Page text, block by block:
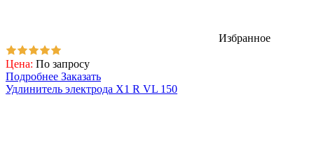
Избранное
Цена: По запросу
Подробнее Заказать
Удлинитель электрода X1 R VL 150